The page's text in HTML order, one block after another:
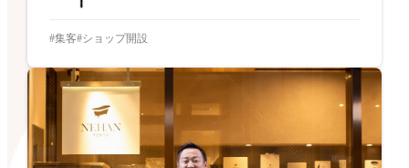
集客 ショップ開設